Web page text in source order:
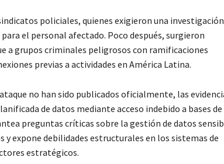
policiales, quienes exigieron una investigación
el personal afectado. Poco después, surgieron
a grupos criminales peligrosos con ramificaciones
previas a actividades en América Latina.
no han sido publicados oficialmente, las
de datos mediante acceso indebido a bases de
preguntas críticas sobre la gestión de datos
expone debilidades estructurales en los sistemas de
estratégicos.